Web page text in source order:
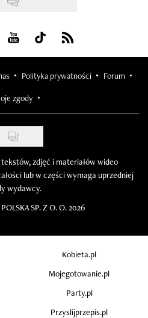
on Instagram
Visit us on Youtube
Visit us on Tiktok
Visit us on Rss
Polityka prywatności Forum
zgody
zdjęć i materiałów wideo
lub w części wymaga uprzedniej
wydawcy.
SP. Z O. O. 2026
Kobieta.pl
Mojegotowanie.pl
Party.pl
Przyslijprzepis.pl